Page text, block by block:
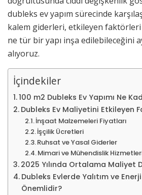
dubleks ev yapım sürecinde
kalem giderleri, etkileyen
ne tür bir yapı inşa edilebileceğini
alıyoruz.
İçindekiler
100 m2 Dubleks Ev Yapımı Ne
Dubleks Ev Maliyetini Etkileyen
İnşaat Malzemeleri Fiyatları
İşçilik Ücretleri
Ruhsat ve Yasal Giderler
Mimari ve Mühendislik
2025 Yılında Ortalama Maliyet
Dubleks Evlerde Yalıtım ve
Önemlidir?